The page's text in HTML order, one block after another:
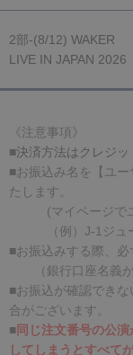
2部-(8/12) WAKER
LIVE IN JAPAN 2026
《注意事項》
■決済方法はクレジッ
■お振込み名を【ユ
たします。
(マイページでユ
（例）J-1ジュー
■お振込みする際、
（銀行口座名義が
■お振込が確認でき
合がございます。
■同じ注文番号の公
してしまうとすべて